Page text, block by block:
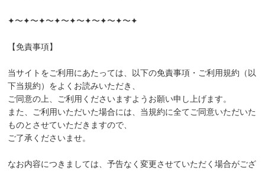
✦〜✦〜✦〜✦〜✦〜✦〜✦〜✦〜✦
【免責事項】
当サイトをご利用にあたっては、以下の免責事項・ご利用規約（以
下当規約）をよくお読みいただき、
ご同意の上、ご利用くださいますようお願い申し上げます。
また、ご利用いただいた場合には、当規約に全てご同意いただいた
ものとさせていただきますので、
ご了承くださいませ。
なお内容につきましては、予告なく変更させていただく場合がござ